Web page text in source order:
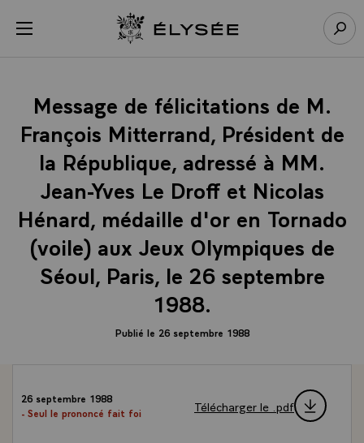
menu Retour à l’accueil Élysée
Message de félicitations de M.
François Mitterrand, Président de
la République, adressé à MM.
Jean-Yves Le Droff et Nicolas
Hénard, médaille d'or en Tornado
(voile) aux Jeux Olympiques de
Séoul, Paris, le 26 septembre
1988.
Publié le 26 septembre 1988
26 septembre 1988
- Seul le prononcé fait foi
Télécharger le .pdf
Panneau de gestion des cookies